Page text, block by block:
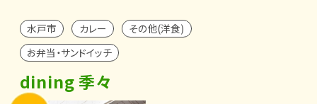
水戸市 カレー
その他(洋食)
お弁当・サンドイッチ
dining 季々